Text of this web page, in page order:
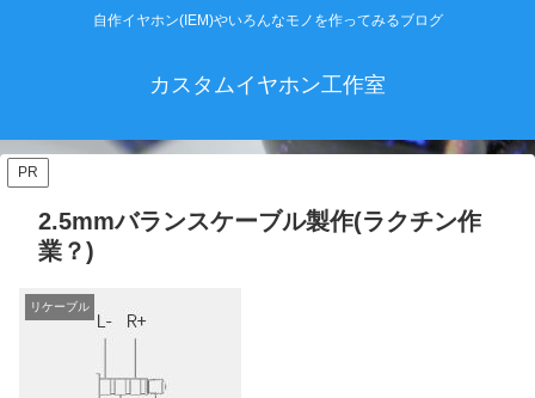
自作イヤホン(IEM)やいろんなモノを作ってみるブログ
カスタムイヤホン工作室
PR
2.5mmバランスケーブル製作(ラクチン作
業？)
リケーブル